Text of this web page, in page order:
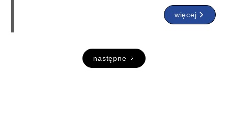
więcej
następne